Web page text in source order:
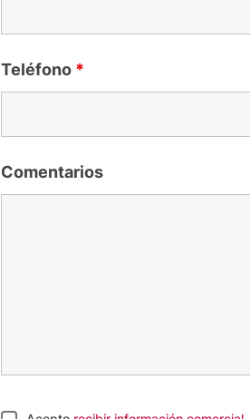
Teléfono *
Comentarios